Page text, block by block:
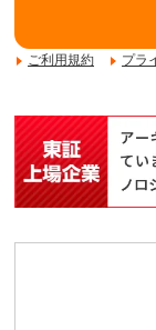
ご利用規約 プラ